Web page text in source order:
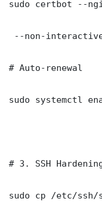
sudo certbot --
--non-interactive
# Auto-renewal
sudo systemctl
# 3. SSH
sudo cp /etc/ssh/